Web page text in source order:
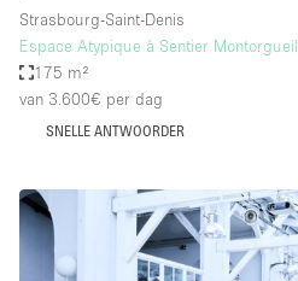
Strasbourg-Saint-Denis
Espace Atypique à Sentier Montorgueil
175 m²
van 3.600€ per dag
SNELLE ANTWOORDER